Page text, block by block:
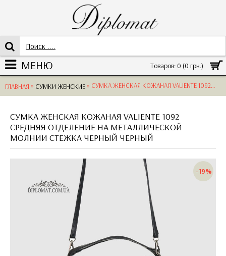
Товаров: 0 (0 грн.)
МЕНЮ
ГЛАВНАЯ » СУМКИ ЖЕНСКИЕ » СУМКА ЖЕНСКАЯ КОЖАНАЯ VALIENTE 1092 СРЕДНЯЯ ОТДЕЛЕНИЕ НА МЕТАЛЛИЧЕСКОЙ МОЛНИИСТЕЖКА ЧЕРНЫЙ
СУМКА ЖЕНСКАЯ КОЖАНАЯ VALIENTE 1092
СРЕДНЯЯ ОТДЕЛЕНИЕ НА МЕТАЛЛИЧЕСКОЙ
МОЛНИИ СТЕЖКА ЧЕРНЫЙ ЧЕРНЫЙ
-19%